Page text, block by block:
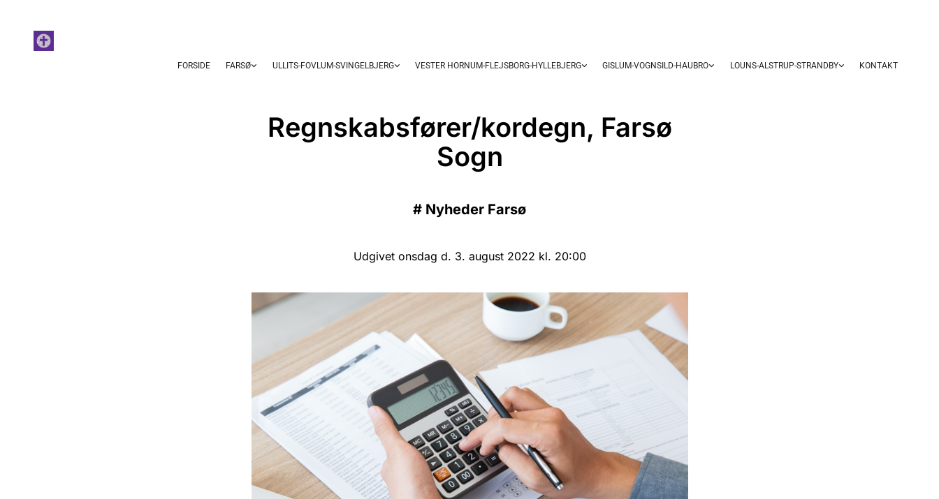
FORSIDE FARSØ ULLITS-FOVLUM-SVINGELBJERG VESTER HORNUM-FLEJSBORG-HYLLEBJERG GISLUM-VOGNSILD-HAUBRO LOUNS-ALSTRUP-STRANDBY KONTAKT
Regnskabsfører/kordegn, Farsø
Sogn
# Nyheder Farsø
Udgivet onsdag d. 3. august 2022 kl. 20:00